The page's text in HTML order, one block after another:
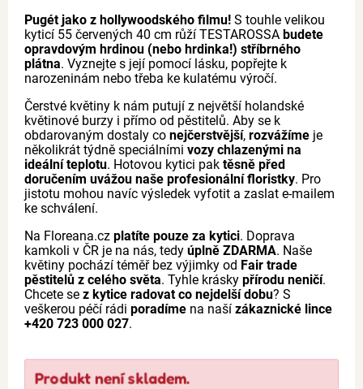
Pugét jako z hollywoodského filmu! S touhle velikou
kyticí 55 červených 40 cm růží TESTAROSSA budete
opravdovým hrdinou (nebo hrdinka!) stříbrného
plátna. Vyznejte s její pomocí lásku, popřejte k
narozeninám nebo třeba ke kulatému výročí.
Čerstvé květiny k nám putují z největší holandské
květinové burzy i přímo od pěstitelů. Aby se k
obdarovaným dostaly co nejčerstvější, rozvážíme je
několikrát týdně speciálními vozy chlazenými na
ideální teplotu. Hotovou kytici pak těsně před
doručením uvážou naše profesionální floristky. Pro
jistotu mohou navíc výsledek vyfotit a zaslat e-mailem
ke schválení.
Na Floreana.cz platíte pouze za kytici. Doprava
kamkoli v ČR je na nás, tedy úplně ZDARMA. Naše
květiny pochází téměř bez výjimky od Fair trade
pěstitelů z celého světa. Tyhle krásky přírodu neničí.
Chcete se z kytice radovat co nejdelší dobu? S
veškerou péčí rádi poradíme na naší zákaznické lince
+420 723 000 027.
Produkt není skladem.